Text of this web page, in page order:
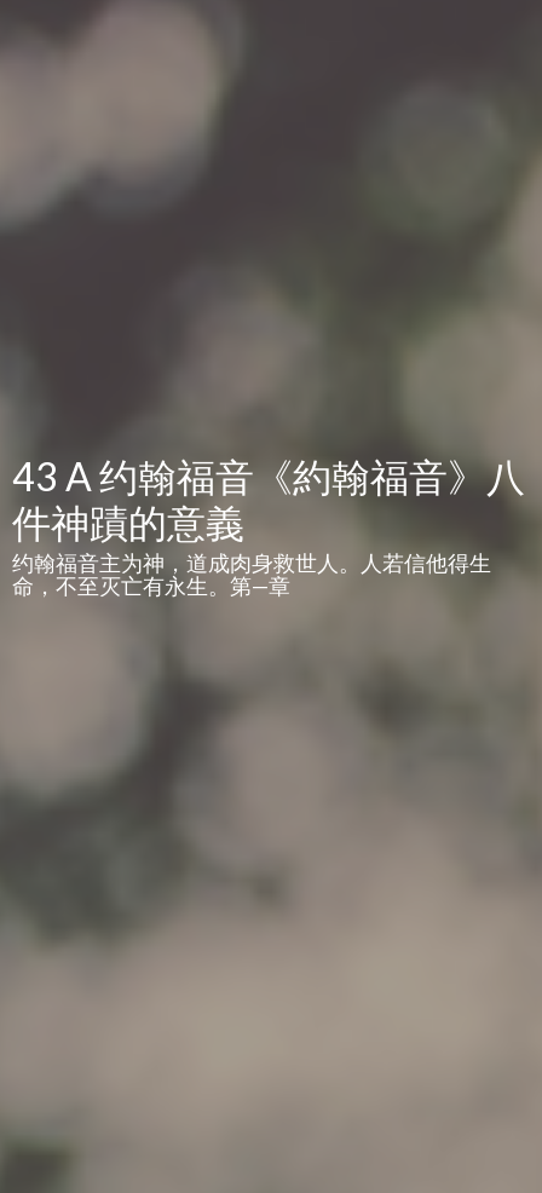
43 A 约翰福音《約翰福音》八
件神蹟的意義
约翰福音主为神，道成肉身救世人。人若信他得生
命，不至灭亡有永生。第—章